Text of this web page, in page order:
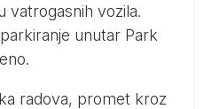
vatrogasnih vozila.
unutar Park
radova, promet kroz